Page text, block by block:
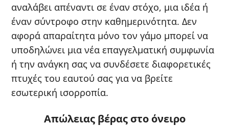
αναλάβει απέναντι σε έναν στόχο, μια ιδέα ή
έναν σύντροφο στην καθημερινότητα. Δεν
αφορά απαραίτητα μόνο τον γάμο μπορεί να
υποδηλώνει μια νέα επαγγελματική συμφωνία
ή την ανάγκη σας να συνδέσετε διαφορετικές
πτυχές του εαυτού σας για να βρείτε
εσωτερική ισορροπία.
Απώλειας βέρας στο όνειρο